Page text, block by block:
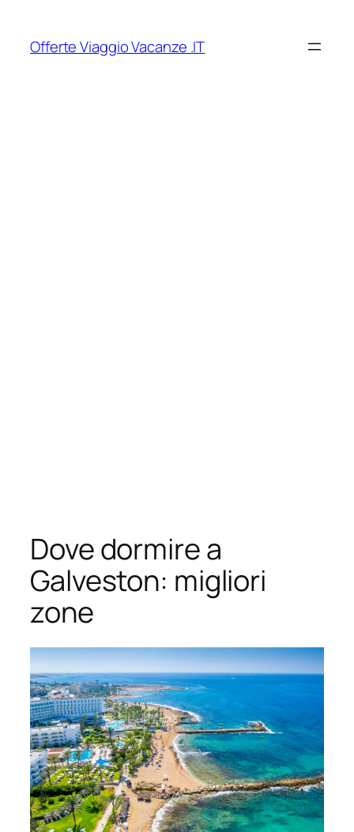
contenuto
Offerte Viaggio Vacanze .IT
Dove dormire a
Galveston: migliori
zone